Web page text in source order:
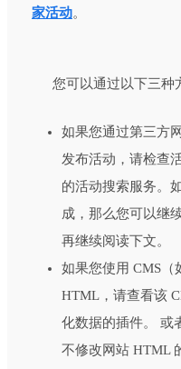
家活动。
您可以通过以下三种
如果您通过第三方
发布活动，请检查
的活动搜索服务。
成，那么您可以继
再继续阅读下文。
如果您使用 CMS（
HTML，请查看该
化数据的插件。 或
不修改网站 HTML